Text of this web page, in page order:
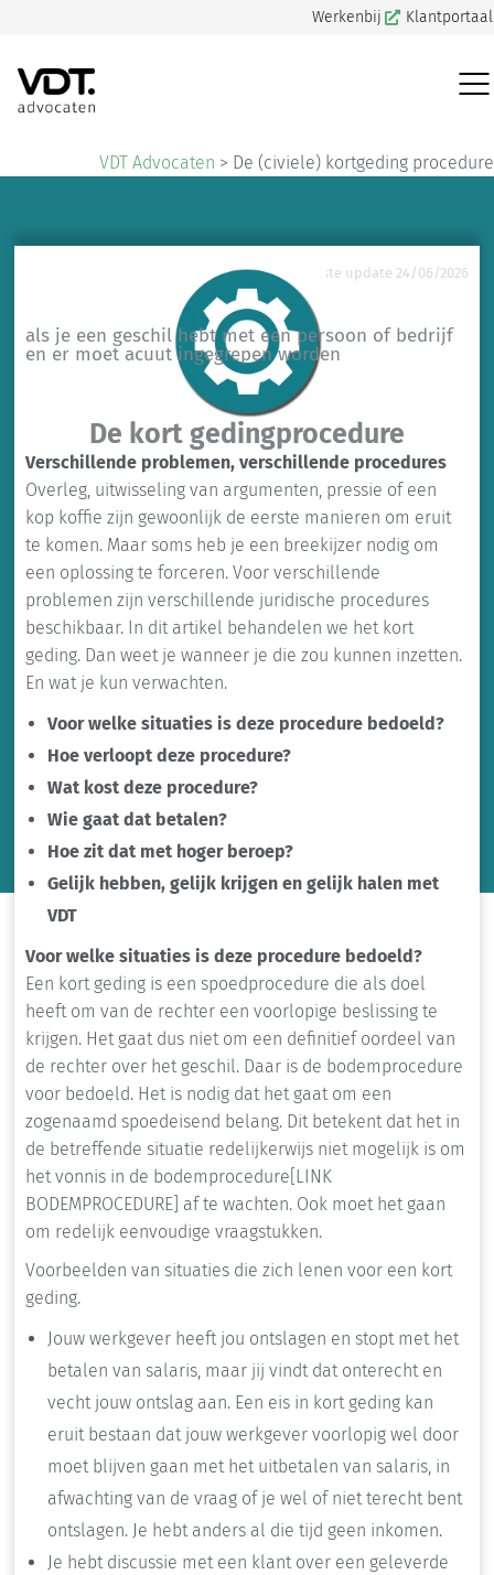
Werkenbij Klantportaal
VDT Advocaten > De (civiele) kortgeding procedure
Laatste update 24/06/2026
De kort gedingprocedure
als je een geschil hebt met een persoon of bedrijf
en er moet acuut ingegrepen worden
Verschillende problemen, verschillende procedures
Overleg, uitwisseling van argumenten, pressie of een
kop koffie zijn gewoonlijk de eerste manieren om eruit
te komen. Maar soms heb je een breekijzer nodig om
een oplossing te forceren. Voor verschillende
problemen zijn verschillende juridische procedures
beschikbaar. In dit artikel behandelen we het kort
geding. Dan weet je wanneer je die zou kunnen inzetten.
En wat je kun verwachten.
Voor welke situaties is deze procedure bedoeld?
Hoe verloopt deze procedure?
Wat kost deze procedure?
Wie gaat dat betalen?
Hoe zit dat met hoger beroep?
Gelijk hebben, gelijk krijgen en gelijk halen met
VDT
Voor welke situaties is deze procedure bedoeld?
Een kort geding is een spoedprocedure die als doel
heeft om van de rechter een voorlopige beslissing te
krijgen. Het gaat dus niet om een definitief oordeel van
de rechter over het geschil. Daar is de bodemprocedure
voor bedoeld. Het is nodig dat het gaat om een
zogenaamd spoedeisend belang. Dit betekent dat het in
de betreffende situatie redelijkerwijs niet mogelijk is om
het vonnis in de bodemprocedure [LINK
BODEMPROCEDURE] af te wachten. Ook moet het gaan
om redelijk eenvoudige vraagstukken.
Voorbeelden van situaties die zich lenen voor een kort
geding.
Jouw werkgever heeft jou ontslagen en stopt met het
betalen van salaris, maar jij vindt dat onterecht en
vecht jouw ontslag aan. Een eis in kort geding kan
eruit bestaan dat jouw werkgever voorlopig wel door
moet blijven gaan met het uitbetalen van salaris, in
afwachting van de vraag of je wel of niet terecht bent
ontslagen. Je hebt anders al die tijd geen inkomen.
Je hebt discussie met een klant over een geleverde